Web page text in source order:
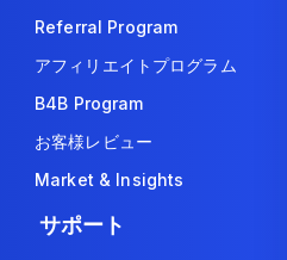
Referral Program
アフィリエイトプログラム
B4B Program
お客様レビュー
Market & Insights
サポート